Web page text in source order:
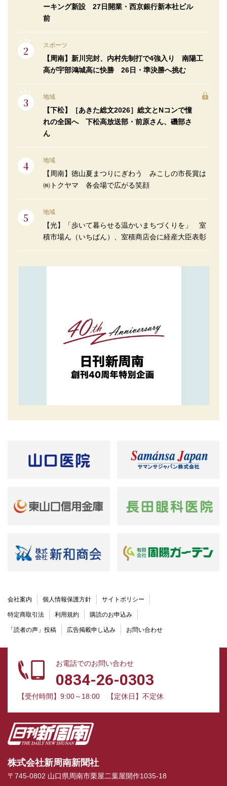
ーキング新設 27日開業・西京銀行新本社ビル
前
スポーツ
【周南】新川完封、内村先制打で4強入り 南陽工
高が宇部鴻城高に快勝 26日・準決勝へ挑む
地域
【下松】［あきた総文2026］総文とNコンで憧
れの全国へ 下松高放送部・前原さん、磯部さ
ん
地域
【周南】徳山夏まつりにぎわう みこしの市長賞は
㈱トクヤマ 各会場で広がる笑顔
地域
【光】「歩いて暮らせる温かいまちづくりを」 室
積市場ん（いちばん）、室積商店会に経産大臣表彰
会社案内 個人情報保護方針 サイトポリシー
特定商取引法 利用規約 購読のお申込み
「読者の声」投稿 広告掲載申し込み お問い合わせ
お電話でのお問い合わせ
0834-26-0303
【受付時間】9:00～18:00 【定休日】不定休
株式会社新周南新聞社
〒745-0802 山口県周南市栗屋二葉屋開作1035-18